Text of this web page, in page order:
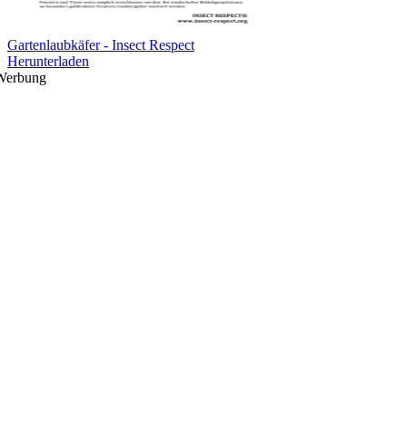
Gartenlaubkäfer - Insect Respect
Herunterladen